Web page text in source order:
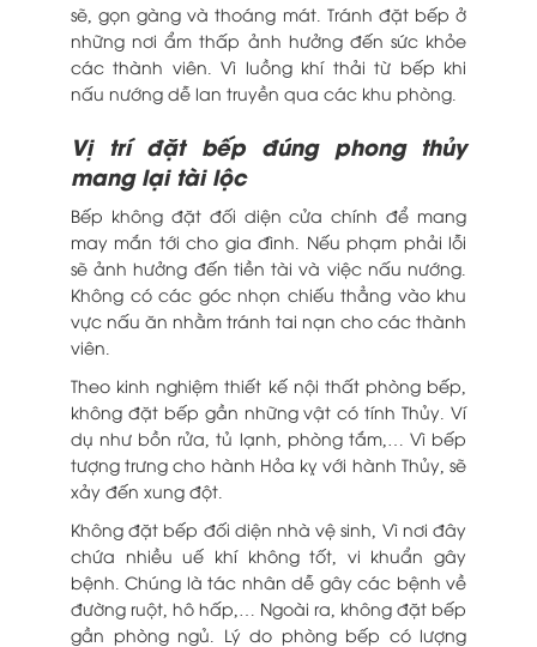
sẽ, gọn gàng và thoáng mát. Tránh đặt bếp ở
những nơi ẩm thấp ảnh hưởng đến sức khỏe
các thành viên. Vì luồng khí thải từ bếp khi
nấu nướng dễ lan truyền qua các khu phòng.
Vị trí đặt bếp đúng phong thủy
mang lại tài lộc
Bếp không đặt đối diện cửa chính để mang
may mắn tới cho gia đình. Nếu phạm phải lỗi
sẽ ảnh hưởng đến tiền tài và việc nấu nướng.
Không có các góc nhọn chiếu thẳng vào khu
vực nấu ăn nhằm tránh tai nạn cho các thành
viên.
Theo kinh nghiệm thiết kế nội thất phòng bếp
không đặt bếp gần những vật có tính Thủy. Ví
dụ như bồn rửa, tủ lạnh, phòng tắm,… Vì bếp
tượng trưng cho hành Hỏa kỵ với hành Thủy, sẽ
xảy đến xung đột.
Không đặt bếp đối diện nhà vệ sinh, Vì nơi đây
chứa nhiều uế khí không tốt, vi khuẩn gây
bệnh. Chúng là tác nhân dễ gây các bệnh về
đường ruột, hô hấp,… Ngoài ra, không đặt bếp
gần phòng ngủ. Lý do phòng bếp có lượng